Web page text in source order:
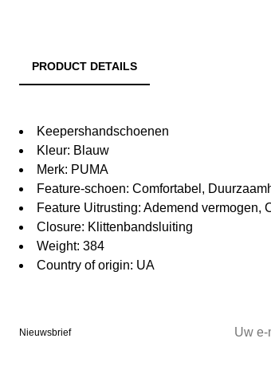
PRODUCT DETAILS
Keepershandschoenen
Kleur: Blauw
Merk: PUMA
Feature-schoen: Comfortabel,
Feature Uitrusting: Ademend vermogen,
Closure: Klittenbandsluiting
Weight: 384
Country of origin: UA
Nieuwsbrief